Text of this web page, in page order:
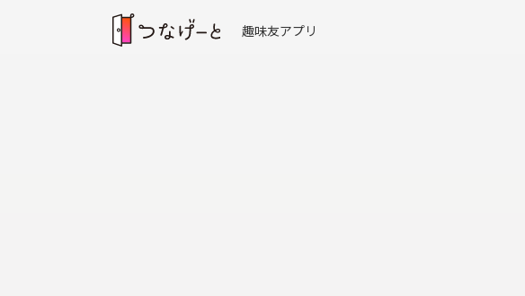
趣味友アプリ